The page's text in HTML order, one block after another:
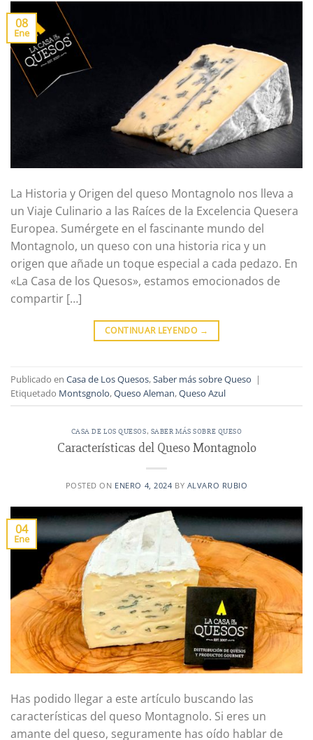
08
Ene
La Historia y Origen del queso Montagnolo nos lleva a
un Viaje Culinario a las Raíces de la Excelencia Quesera
Europea. Sumérgete en el fascinante mundo del
Montagnolo, un queso con una historia rica y un
origen que añade un toque especial a cada pedazo. En
«La Casa de los Quesos», estamos emocionados de
compartir […]
CONTINUAR LEYENDO →
Publicado en Casa de Los Quesos,Saber más sobre Queso |
Etiquetado Montsgnolo,Queso Aleman,Queso Azul
CASA DE LOS QUESOS, SABER MÁS SOBRE QUESO
Características del Queso Montagnolo
POSTED ON ENERO 4, 2024 BY ALVARO RUBIO
04
Ene
Has podido llegar a este artículo buscando las
características del queso Montagnolo. Si eres un
amante del queso, seguramente has oído hablar de